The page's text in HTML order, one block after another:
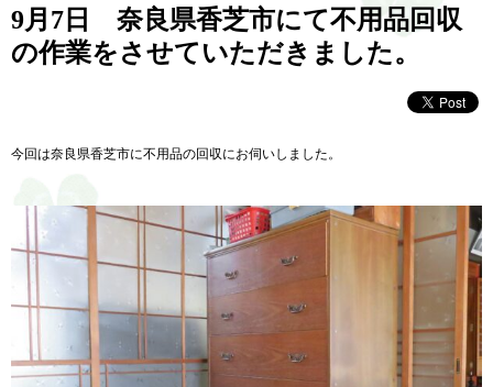
9月7日 奈良県香芝市にて不用品回収
の作業をさせていただきました。
今回は奈良県香芝市に不用品の回収にお伺いしました。